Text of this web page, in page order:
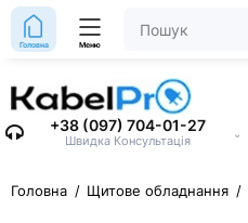
+38 (097) 704-01-27
Швидка Консультація
⌄
Головна Меню
Головна Щитове обладнання